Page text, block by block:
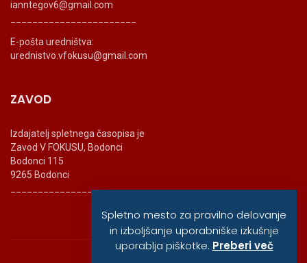
ianntegov6@gmail.com
E-pošta uredništva:
urednistvo.vfokusu@gmail.com
ZAVOD
Izdajatelj spletnega časopisa je
Zavod V FOKUSU, Bodonci
Bodonci 115
9265 Bodonci
_______________________
Spletno mesto za pravilno delovanje
in izboljšanje uporabniške izkušnje
uporablja piškotke. Preberi več